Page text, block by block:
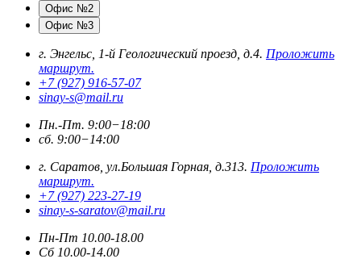
Офис №2
Офис №3
г. Энгельс, 1-й Геологический проезд, д.4. Проложить
маршрут.
+7 (927) 916-57-07
sinay-s@mail.ru
Пн.-Пт. 9:00−18:00
сб. 9:00−14:00
г. Саратов, ул.Большая Горная, д.313. Проложить
маршрут.
+7 (927) 223-27-19
sinay-s-saratov@mail.ru
Пн-Пт 10.00-18.00
Сб 10.00-14.00